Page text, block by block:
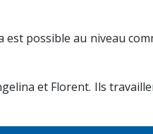
est possible au niveau
et Florent. Ils